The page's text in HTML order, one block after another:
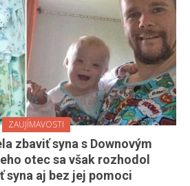
ZAUJÍMAVOSTI
zbaviť syna s Downovým
otec sa však rozhodol
syna aj bez jej pomoci